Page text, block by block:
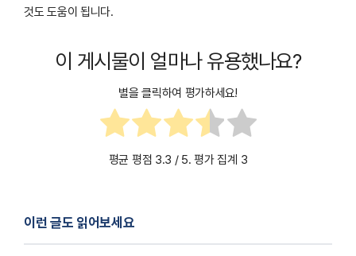
것도 도움이 됩니다.
이 게시물이 얼마나 유용했나요?
별을 클릭하여 평가하세요!
평균 평점 3.3 / 5. 평가 집계 3
이런 글도 읽어보세요